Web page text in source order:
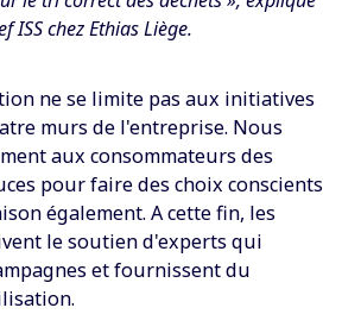
ISS chez Ethias Liège.
ne se limite pas aux initiatives
murs de l'entreprise. Nous
aux consommateurs des
pour faire des choix conscients
également. A cette fin, les
le soutien d'experts qui
et fournissent du